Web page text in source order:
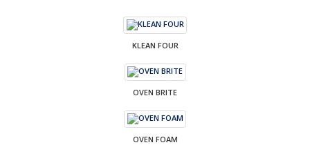
KLEAN FOUR
OVEN BRITE
OVEN FOAM